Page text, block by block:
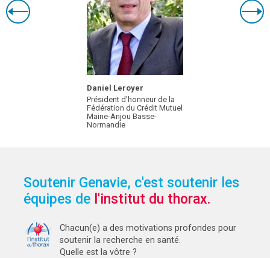
Daniel Leroyer
Président d'honneur de la
Fédération du Crédit Mutuel
Maine-Anjou Basse-
Normandie
Soutenir Genavie, c'est soutenir les
équipes de l'institut du thorax.
Chacun(e) a des motivations profondes pour
soutenir la recherche en santé.
Quelle est la vôtre ?